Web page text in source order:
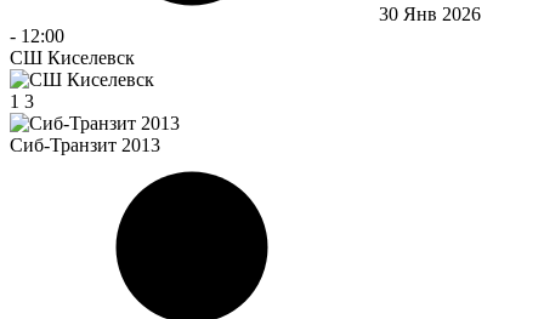
30 Янв 2026
- 12:00
СШ Киселевск
1 3
Сиб-Транзит 2013